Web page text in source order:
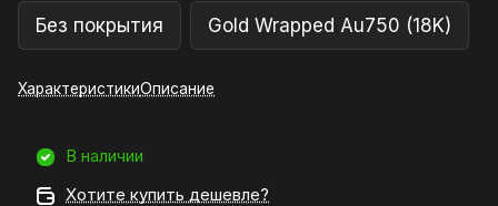
Без покрытия Gold Wrapped Au750 (18K)
ХарактеристикиОписание
В наличии
Хотите купить дешевле?